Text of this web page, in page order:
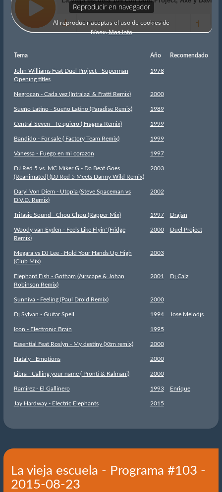
Tema Año Recomendado
John Williams Feat Duel Project - Superman
Opening titles
1978
Negrocan - Cada vez (Intralazi & Fratti Remix) 2000
Sueño Latino - Sueño Latino (Paradise Remix) 1989
Central Seven - Te quiero ( Fragma Remix) 1999
Bandido - For sale ( Factory Team Remix) 1999
Vanessa - Fuego en mi corazon 1997
DJ Red 5 vs. MC Miker G - Da Beat Goes
(Reanimated) (DJ Red 5 Meets Danny Wild Remix)
2003
Daryl Von Diem - Utopia (Steve Spaceman vs
D.V.D. Remix)
2002
Trifasic Sound - Chou Chou (Rapper Mix) 1997 Drajan
Woody van Eyden - Feels Like Flyin' (Fridge
Remix)
2000 Duel Project
Megara vs DJ Lee - Hold Your Hands Up High
(Club Mix)
2003
Elephant Fish - Gotham (Airscape & Johan
Robinson Remix)
2001 Dj Calz
Sunniva - Feeling (Paul Droid Remix) 2000
Dj Sylvan - Guitar Spell 1994 Jose Melodjs
Icon - Electronic Brain 1995
Essential Feat Roslyn - My destiny (Xtm remix) 2000
Nataly - Emotions 2000
Libra - Calling your name ( Pronti & Kalmani) 2000
Ramirez - El Gallinero 1993 Enrique
Jay Hardway - Electric Elephants 2015
La vieja escuela - Programa #103 -
2015-08-23